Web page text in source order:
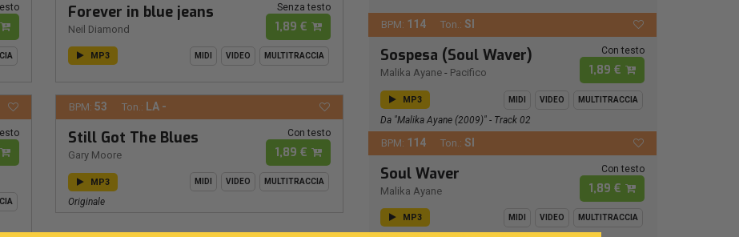
Forever in blue jeans
Neil Diamond
Senza testo
1,89 €
MP3 MIDI VIDEO MULTITRACCIA
BPM: 53 Ton.: LA -
Still Got The Blues
Gary Moore
Con testo
1,89 €
MP3 MIDI VIDEO MULTITRACCIA
Originale
BPM: 114 Ton.: SI
Sospesa (Soul Waver)
Malika Ayane - Pacifico
Con testo
1,89 €
MP3 MIDI VIDEO MULTITRACCIA
Da "Malika Ayane (2009)" - Track 02
BPM: 114 Ton.: SI
Soul Waver
Malika Ayane
Con testo
1,89 €
MP3 MIDI VIDEO MULTITRACCIA